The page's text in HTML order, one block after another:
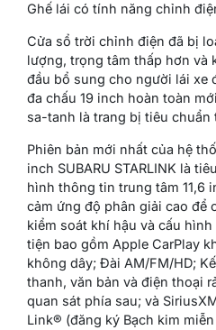
Ghế lái có tính năng chỉnh
Cửa sổ trời chỉnh điện đã bị
lượng, trọng tâm thấp hơn và
đầu bổ sung cho người lái xe
đa chấu 19 inch hoàn toàn
sa-tanh là trang bị tiêu chuẩn
Phiên bản mới nhất của hệ
inch SUBARU STARLINK là
hình thông tin trung tâm 11,6
cảm ứng độ phân giải cao để
kiểm soát khí hậu và cấu
tiện bao gồm Apple CarPlay
không dây; Đài AM/FM/HD;
thanh, văn bản và điện thoại
quan sát phía sau; và
Link® (đăng ký Bạch kim